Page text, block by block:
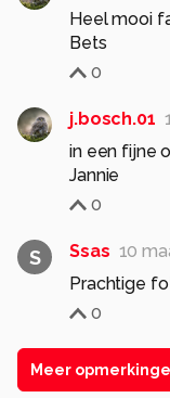
Heel mooi
Bets
0
j.bosch.01
in een fijne
Jannie
0
S Ssas 10
Prachtige
0
Meer